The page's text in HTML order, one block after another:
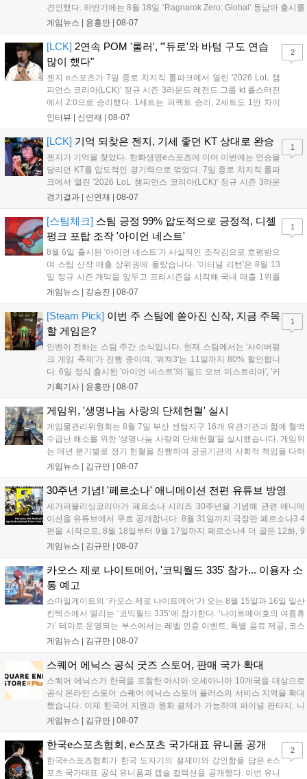
견인했다. 하반기에는 8월 18일 ‘Ragnarok Zero: Global’ 동남아 출시를
시작으로 9월 3일 ‘달려라 헤베레케 EX’, 9월 22일 ‘갈바테인’ 등 다양한
이’ 출시가 예정돼 있으며, 2027년에는 ‘Ragnarok 3’ 등 대작을 글로벌
출시할 계획이다. 그라비티는 조인트벤처 설립과 라그나로크 에코 시스
템 구축을 통해 신성장 동력을 확보할 방침이다....
게임뉴스 | 윤홍만 08-07
[LCK] 2연속 POM '룰러', "'듀로'와 바텀 구도 연습
많이 했다"
젠지 e스포츠가 7일 종로 치지직 롤파크에서 열린 '2026 LoL 챔
피언스 코리아(LCK)' 정규 시즌 3라운드 레전드 그룹 kt 롤스터전
에서 2:0으로 승리했다. 1세트는 퍼펙트 승리, 2세트도 1만 차이
를 벌리며 25분 만에 승리하면서 말 그대로 압도적인 경기력을 선
하며 POM에 선정됐...
인터뷰 | 신연재 08-07
2
[LCK] 기억 되찾은 젠지, 기세 좋던 KT 상대로 완승
젠지가 기억을 찾았다. 한화생명e스포츠에 이어 이번에는 연승을
달리던 KT를 압도적인 경기력으로 꺾었다. 7일 종로 치지직 롤파
크에서 열린 '2026 LoL 챔피언스 코리아(LCK)' 정규 시즌 3라운
드 레전드 그룹, kt 롤스터와 젠지 e스포츠의 대결에서 젠지가 압
기억을 되찾기라도 한 듯 1,...
경기결과 | 신연재 08-07
1
[스팀체크] 스팀 긍정 99% 압도적으로 긍정적, 디젤
펑크 포탑 조작 '아이언 네스트'
8월 6일 출시된 '아이언 네스트'가 사실적인 조작감으로 호평받으
며 스팀 신작 매출 상위권에 올랐습니다. '이터널 리턴'은 8월 13
일 정규 시즌 개막을 앞두고 프리시즌을 시작해 국내 매출 1위를
기록했습니다. 25주년을 맞은 '고스트 리콘' 시리즈는 8월 6일 쇼
'마블 투혼: 파이팅 소울즈'와 레트로 수리 시뮬레이션 '리스토
리'도 스팀에 정식 출시되었습니다....
게임뉴스 | 강승진 08-07
1
[Steam Pick] 이번 주 스팀에 쏟아진 신작, 지금 주목
할 게임은?
인벤이 전하는 스팀 주간 소식입니다. 현재 스팀에서는 '사이버펑
크 게임 축제'가 진행 중이며, '위쳐3'는 11일까지 80% 할인합니
다. 6일 정식 출시된 '아이언 네스트'와 '필드 오브 미스트리아', '커
세어 코브'가 호평받고 있습니다. 한편, 7일 출시된 '마블 투혼'은
다. 유비소프트의 '고스트리콘: 와일드랜드'는 7년 만의 대규모 업
데이트 '라스트 라이츠'와 함께 95% 할인 중입니다....
기획기사 | 윤홍만 08-07
1
게임위, '생명나눔 사랑의 단체헌혈' 실시
게임물관리위원회는 8월 7일 부산 센텀지구 16개 유관기관과 함께 혈액
수급난 해소를 위한 '생명나눔 사랑의 단체헌혈'을 실시했습니다. 게임위
는 매년 분기별로 정기 헌혈을 진행하며 공공기관의 사회적 책임을 다하
고 있으며, 이번 행사에는 영화진흥위원회 등 14개 기관 임직원이 동참
따뜻한 실천에 참여한 모든 임직원에게 감사의 뜻을 전하며 헌혈 문화
확산에 앞장섰습니다....
게임뉴스 | 김규만 08-07
30주년 기념! '페르소나' 애니메이션 전편 유튜브 방영
세가퍼블리싱코리아가 페르소나 시리즈 30주년을 기념해 관련 애니메
이션을 유튜브에서 무료 공개합니다. 8월 31일까지 극장판 페르소나3 4
편을 시작으로, 8월 18일부터 9월 17일까지 페르소나4 더 골든 12화, 9
월 15일부터 10월 14일까지 페르소나5 시리즈가 순차 공개됩니다. 또한
영상 및 대형 전광판에 소개될 예정입니다....
게임뉴스 | 김규만 08-07
카오스 제로 나이트메어, '코믹월드 335' 참가... 이용자 소
통 예고
스마일게이트의 ‘카오스 제로 나이트메어’가 오는 8월 15일과 16일 일산
킨텍스에서 열리는 ‘코믹월드 335’에 참가한다. ‘나이트메어호의 여름휴
가’ 테마로 운영되는 부스에서는 레벨 인증 이벤트, 특별 음료 제공, 코스
프레 모델 포토존 등 다채로운 행사가 진행된다. 유명 코스어 7인이 캐릭
세한 정보는 공식 커뮤니티에서 확인 가능하다....
게임뉴스 | 김규만 08-07
스퀘어 에닉스 공식 굿즈 스토어, 판매 국가 확대
스퀘어 에닉스가 한국을 포함한 아시아·오세아니아 10개국을 대상으로
공식 온라인 스토어 스퀘어 에닉스 스토어 플러스의 서비스 지역을 확대
했습니다. 이제 한국어 지원과 원화 결제가 가능하며 파이널 판타지, 니
어 등 주요 게임의 피규어, 굿즈를 구매할 수 있습니다. 신상품이 순차적
용 가능합니다....
게임뉴스 | 김규만 08-07
한국e스포츠협회, e스포츠 국가대표 유니폼 공개
한국e스포츠협회가 한국 도자기의 절제미와 강인함을 담은 e스
포츠 국가대표 공식 유니폼과 캡슐 컬렉션을 공개했다. 이번 유니
2